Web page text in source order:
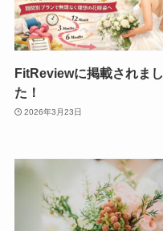
FitReviewに掲載されまし
た！
2026年3月23日